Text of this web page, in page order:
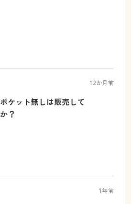
12か月前
ケット無しは販売して
？
1年前